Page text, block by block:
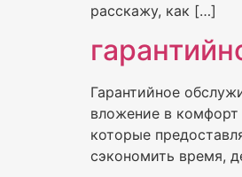
расскажу, как […]
Гарантийное
вложение в комфорт
которые
сэкономить время,